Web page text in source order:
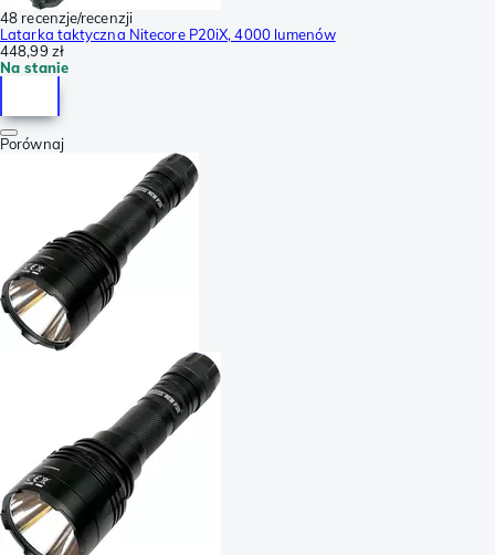
48 recenzje/recenzji
Latarka taktyczna Nitecore P20iX, 4000 lumenów
448,99 zł
Na stanie
Porównaj